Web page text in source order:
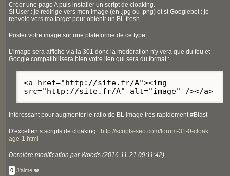
Créer une page A puis installer un script de cloaking.
Si User : je redirige vers mon image (en .jpg ou .png) et si Googlebot : je
renvoie vers ma target pour obtenir un BL fresh
Poster votre image sur une plateforme de ce type.
L'image sera affiché via la 301 donc la modération n'y vera que du feu et
Google compatibilisera bien votre lien qui sera du format :
<a href="http://site.fr/A"><img
src="http://site.fr/A" alt="image" /></a>
Intéressant pour augmenter le ratio de BL image très rapidement #Blast
D'excellents scripts de cloaking : http://scripts-seo.com/forum-31-0-cloak …
age-1.html
Dernière modification par Woods (2016-11-21 09:11:42)
0 J'aime ❤️